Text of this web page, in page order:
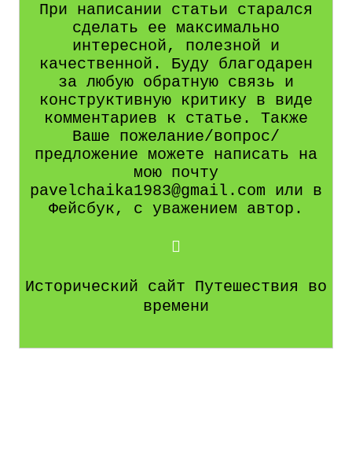
При написании статьи старался
сделать ее максимально
интересной, полезной и
качественной. Буду благодарен
за любую обратную связь и
конструктивную критику в виде
комментариев к статье. Также
Ваше пожелание/вопрос/
предложение можете написать на
мою почту
pavelchaika1983@gmail.com или в
Фейсбук, с уважением автор.
Исторический сайт Путешествия во
времени